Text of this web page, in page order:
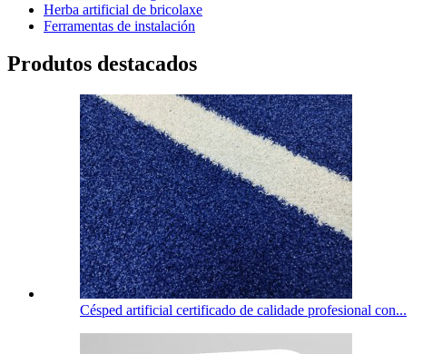
Herba artificial de bricolaxe
Ferramentas de instalación
Produtos destacados
Césped artificial certificado de calidade profesional con...